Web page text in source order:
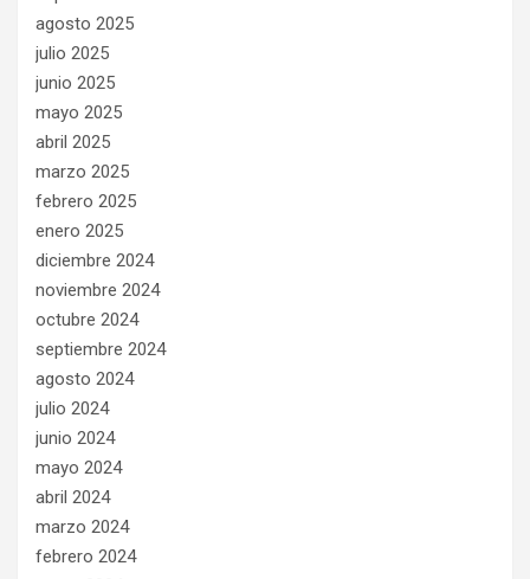
agosto 2025
julio 2025
junio 2025
mayo 2025
abril 2025
marzo 2025
febrero 2025
enero 2025
diciembre 2024
noviembre 2024
octubre 2024
septiembre 2024
agosto 2024
julio 2024
junio 2024
mayo 2024
abril 2024
marzo 2024
febrero 2024